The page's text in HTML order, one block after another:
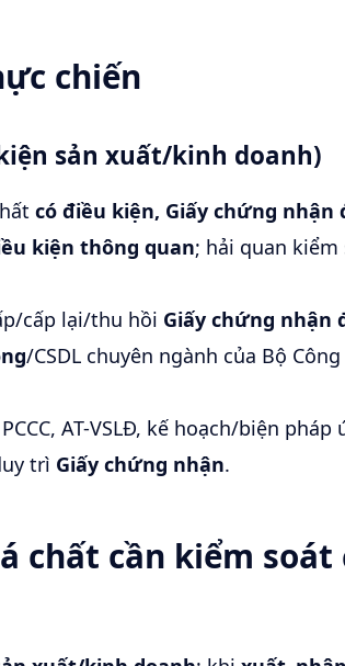
chiến
sản xuất/kinh doanh)
có điều kiện, Giấy chứng nhận
kiện thông quan; hải quan kiểm
cấp lại/thu hồi Giấy chứng nhận
/CSDL chuyên ngành của Bộ Công
AT-VSLĐ, kế hoạch/biện pháp
trì Giấy chứng nhận.
chất cần kiểm soát